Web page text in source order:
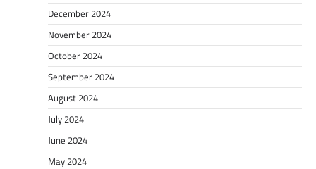
December 2024
November 2024
October 2024
September 2024
August 2024
July 2024
June 2024
May 2024